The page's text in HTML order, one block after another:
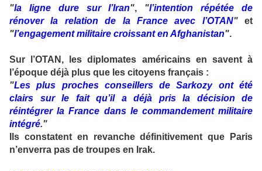
"la ligne dure sur l’Iran", "l’intention répétée de
rénover la relation de la France avec l’OTAN"et
"l’engagement militaire croissant en Afghanistan".
Sur l’OTAN, les diplomates américains en savent à
l’époque déjà plus que les citoyens français :
"Les plus proches conseillers de Sarkozy ont été
clairs sur le fait qu’il a déjà pris la décision de
réintégrer la France dans le commandement militaire
intégré."
Ils constatent en revanche définitivement que Paris
n’enverra pas de troupes en Irak.